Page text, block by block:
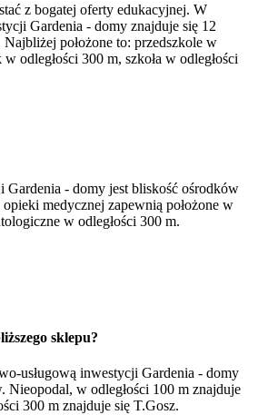
z bogatej oferty edukacyjnej. W
Gardenia - domy znajduje się 12
położone to: przedszkole w
w odległości 300 m, szkoła w odległości
Gardenia - domy jest bliskość ośrodków
medycznej zapewnią położone w
w odległości 300 m.
sklepu?
usługową inwestycji Gardenia - domy
Nieopodal, w odległości 100 m znajduje
300 m znajduje się T.Gosz.